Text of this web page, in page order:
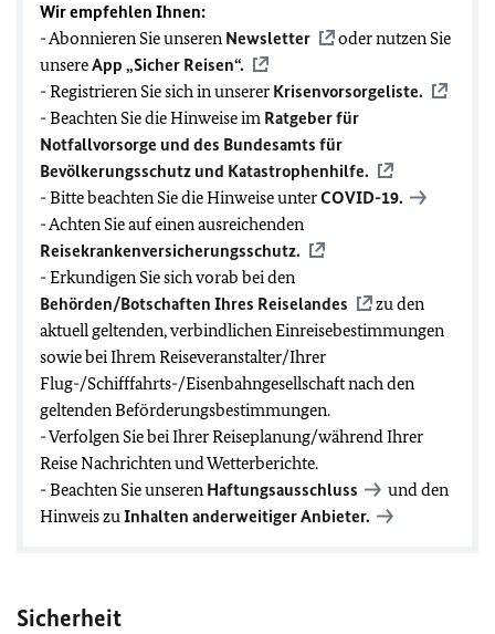
Wir empfehlen Ihnen:
- Abonnieren Sie unseren Newsletter
oder nutzen Sie
unsereApp „Sicher Reisen“.
- Registrieren Sie sich in unserer Krisenvorsorgeliste.
- Beachten Sie die Hinweise im Ratgeber für
Notfallvorsorge und des Bundesamts für
Bevölkerungsschutz und Katastrophenhilfe.
- Bitte beachten Sie die Hinweise unterCOVID-19.
- Achten Sie auf einen ausreichenden
Reisekrankenversicherungsschutz.
- Erkundigen Sie sich vorab bei den
Behörden/Botschaften Ihres Reiselandes
zu den
aktuell geltenden, verbindlichen Einreisebestimmungen
sowie bei Ihrem Reiseveranstalter/Ihrer
Flug-/Schifffahrts-/Eisenbahngesellschaft nach den
geltenden Beförderungsbestimmungen.
- Verfolgen Sie bei Ihrer Reiseplanung/während Ihrer
Reise Nachrichten und Wetterberichte.
- Beachten Sie unseren Haftungsausschluss
und den
Hinweis zuInhalten anderweitiger Anbieter.
Sicherheit